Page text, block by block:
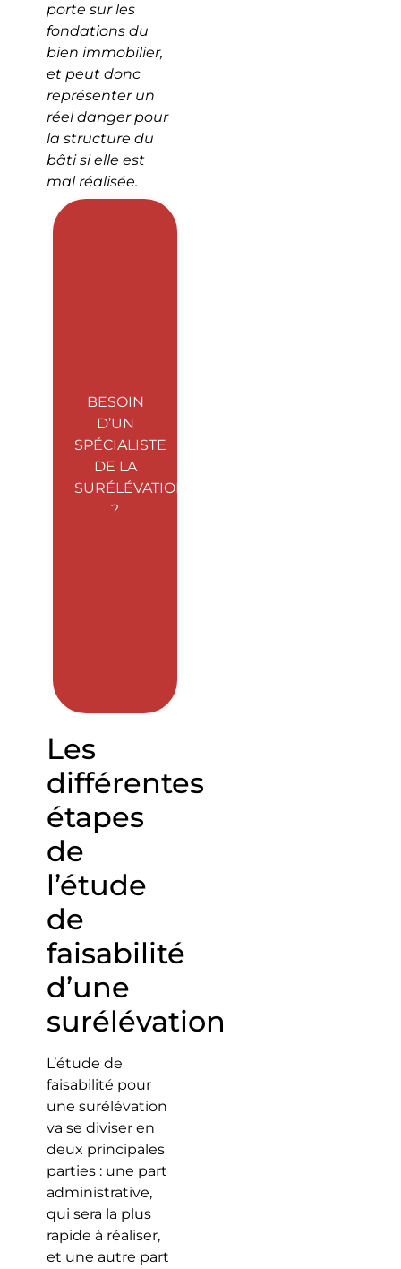
porte sur les
fondations du
bien immobilier,
et peut donc
représenter un
réel danger pour
la structure du
bâti si elle est
mal réalisée.
BESOIN
D’UN
SPÉCIALISTE
DE LA
SURÉLÉVATION
?
Les
différentes
étapes
de
l’étude
de
faisabilité
d’une
surélévation
L’étude de
faisabilité pour
une surélévation
va se diviser en
deux principales
parties : une part
administrative,
qui sera la plus
rapide à réaliser,
et une autre part